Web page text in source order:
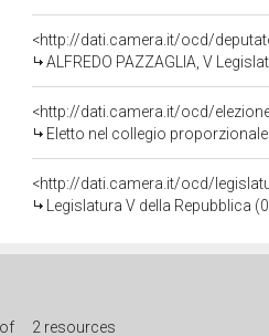
<http://dati.camera.it/ocd/
ALFREDO PAZZAGLIA, V
<http://dati.camera.it/ocd/
Eletto nel collegio proporzionale
<http://dati.camera.it/ocd/
Legislatura V della Repubblica
of 2 resources